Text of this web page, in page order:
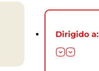
Dirigido a: